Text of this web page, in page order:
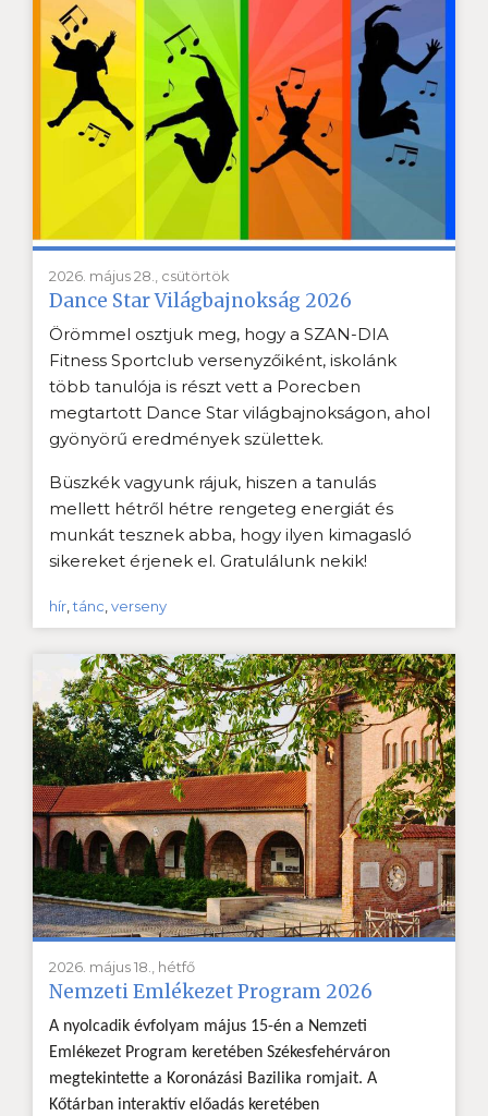
2026. május 28., csütörtök
Dance Star Világbajnokság 2026
Örömmel osztjuk meg, hogy a SZAN-DIA
Fitness Sportclub versenyzőiként, iskolánk
több tanulója is részt vett a Porecben
megtartott Dance Star világbajnokságon, ahol
gyönyörű eredmények születtek.
Büszkék vagyunk rájuk, hiszen a tanulás
mellett hétről hétre rengeteg energiát és
munkát tesznek abba, hogy ilyen kimagasló
sikereket érjenek el. Gratulálunk nekik!
hír ,tánc verseny
2026. május 18., hétfő
Nemzeti Emlékezet Program 2026
A nyolcadik évfolyam május 15-én a Nemzeti
Emlékezet Program keretében Székesfehérváron
megtekintette a Koronázási Bazilika romjait. A
Kőtárban interaktív előadás keretében